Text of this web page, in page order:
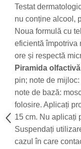
Testat
nu conține alcool,
Noua formulă cu
eficientă împotriva
ore și respectă
Piramida
pin; note de
note de bază:
folosire. Aplicați
15 cm. Nu aplicați
Suspendați
cazul în care